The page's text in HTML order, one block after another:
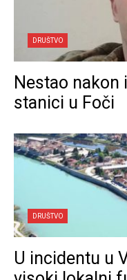
DRUŠTVO
Nestao
stanici u Foči
DRUŠTVO
U incidentu u